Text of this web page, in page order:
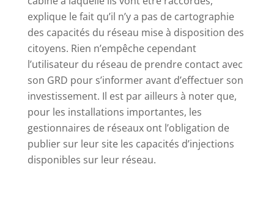
explique le fait qu’il n’y a pas de cartographie
des capacités du réseau mise à disposition des
citoyens. Rien n’empêche cependant
l’utilisateur du réseau de prendre contact avec
son GRD pour s’informer avant d’effectuer son
investissement. Il est par ailleurs à noter que,
pour les installations importantes, les
gestionnaires de réseaux ont l’obligation de
publier sur leur site les capacités d’injections
disponibles sur leur réseau.